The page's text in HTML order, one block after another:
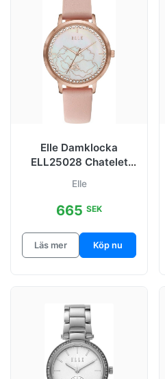
Elle Damklocka
ELL25028 Chatelet
Elle
665 SEK
Läs mer Köp nu